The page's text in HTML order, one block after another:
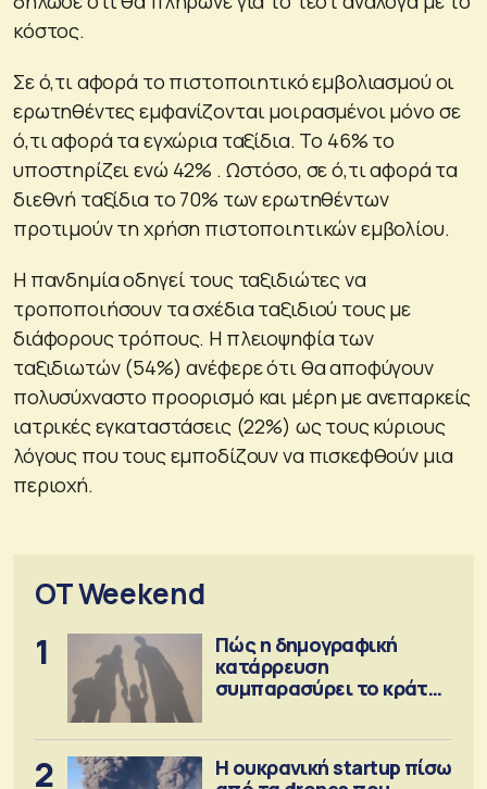
κόστος.
Σε ό,τι αφορά το πιστοποιητικό εμβολιασμού οι
ερωτηθέντες εμφανίζονται μοιρασμένοι μόνο σε
ό,τι αφορά τα εγχώρια ταξίδια. Το 46% το
υποστηρίζει ενώ 42% . Ωστόσο, σε ό,τι αφορά τα
διεθνή ταξίδια το 70% των ερωτηθέντων
προτιμούν τη χρήση πιστοποιητικών εμβολίου.
Η πανδημία οδηγεί τους ταξιδιώτες να
τροποποιήσουν τα σχέδια ταξιδιού τους με
διάφορους τρόπους. Η πλειοψηφία των
ταξιδιωτών (54%) ανέφερε ότι θα αποφύγουν
πολυσύχναστο προορισμό και μέρη με ανεπαρκείς
ιατρικές εγκαταστάσεις (22%) ως τους κύριους
λόγους που τους εμποδίζουν να πισκεφθούν μια
περιοχή.
OT Weekend
1
Πώς η δημογραφική
κατάρρευση
συμπαρασύρει το κράτος
2
Η ουκρανική startup πίσω